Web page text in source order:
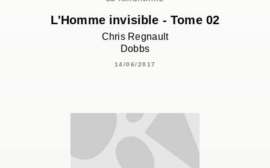
L'Homme invisible - Tome 02
Chris Regnault
Dobbs
14/06/2017